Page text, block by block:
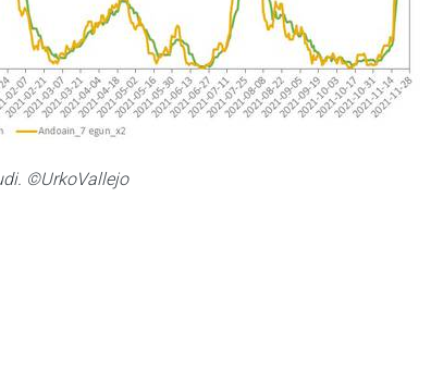
©UrkoVallejo